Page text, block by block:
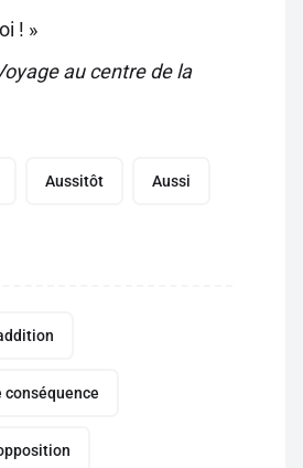
! »
au centre de la
Aussitôt Aussi
conséquence